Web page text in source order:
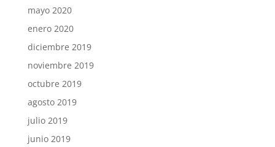
mayo 2020
enero 2020
diciembre 2019
noviembre 2019
octubre 2019
agosto 2019
julio 2019
junio 2019